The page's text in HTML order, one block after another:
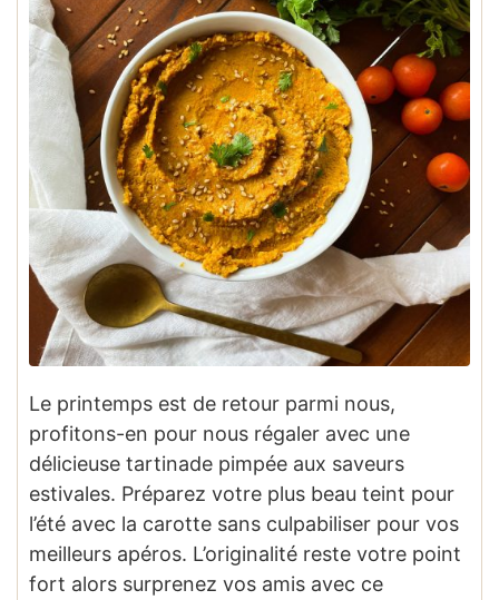
Le printemps est de retour parmi nous,
profitons-en pour nous régaler avec une
délicieuse tartinade pimpée aux saveurs
estivales. Préparez votre plus beau teint pour
l’été avec la carotte sans culpabiliser pour vos
meilleurs apéros. L’originalité reste votre point
fort alors surprenez vos amis avec ce